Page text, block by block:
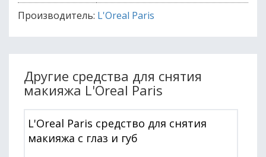
Производитель: L'Oreal Paris
Другие средства для снятия
макияжа L'Oreal Paris
L'Oreal Paris средство для снятия
макияжа с глаз и губ